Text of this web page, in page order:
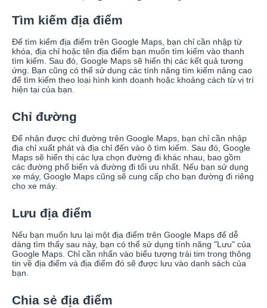
Tìm kiếm địa điểm
Để tìm kiếm địa điểm trên Google Maps, bạn chỉ cần nhập từ
khóa, địa chỉ hoặc tên địa điểm bạn muốn tìm kiếm vào thanh
tìm kiếm. Sau đó, Google Maps sẽ hiển thị các kết quả tương
ứng. Bạn cũng có thể sử dụng các tính năng tìm kiếm nâng cao
để tìm kiếm theo loại hình kinh doanh hoặc khoảng cách từ vị trí
hiện tại của bạn.
Chỉ đường
Để nhận được chỉ đường trên Google Maps, bạn chỉ cần nhập
địa chỉ xuất phát và địa chỉ đến vào ô tìm kiếm. Sau đó, Google
Maps sẽ hiển thị các lựa chọn đường đi khác nhau, bao gồm
các đường phổ biến và đường đi tối ưu nhất. Nếu bạn sử dụng
xe máy, Google Maps cũng sẽ cung cấp cho bạn đường đi riêng
cho xe máy.
Lưu địa điểm
Nếu bạn muốn lưu lại một địa điểm trên Google Maps để dễ
dàng tìm thấy sau này, bạn có thể sử dụng tính năng "Lưu" của
Google Maps. Chỉ cần nhấn vào biểu tượng trái tim trong thông
tin về địa điểm và địa điểm đó sẽ được lưu vào danh sách của
bạn.
Chia sẻ địa điểm